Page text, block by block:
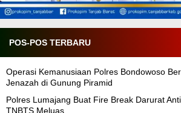
POS-POS TERBARU
Operasi Kemanusiaan Polres Bondowoso
Jenazah di Gunung Piramid
Polres Lumajang Buat Fire Break Darurat
TNBTS Meluas